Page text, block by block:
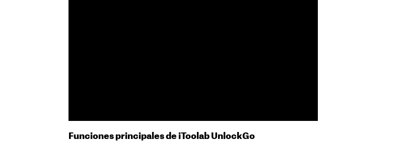
Funciones principales de iToolab UnlockGo